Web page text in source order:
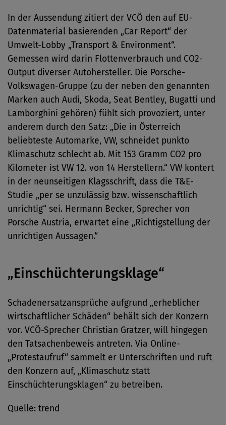
In der Aussendung zitiert der VCÖ den auf EU-
Datenmaterial basierenden „Car Report“ der
Umwelt-Lobby „Transport & Environment“.
Gemessen wird darin Flottenverbrauch und CO2-
Output diverser Autohersteller. Die Porsche-
Volkswagen-Gruppe (zu der neben den genannten
Marken auch Audi, Skoda, Seat Bentley, Bugatti und
Lamborghini gehören) fühlt sich provoziert, unter
anderem durch den Satz: „Die in Österreich
beliebteste Automarke, VW, schneidet punkto
Klimaschutz schlecht ab. Mit 153 Gramm CO2 pro
Kilometer ist VW 12. von 14 Herstellern.“ VW kontert
in der neunseitigen Klagsschrift, dass die T&E-
Studie „per se unzulässig bzw. wissenschaftlich
unrichtig“ sei. Hermann Becker, Sprecher von
Porsche Austria, erwartet eine „Richtigstellung der
unrichtigen Aussagen.“
„Einschüchterungsklage“
Schadenersatzansprüche aufgrund „erheblicher
wirtschaftlicher Schäden“ behält sich der Konzern
vor. VCÖ-Sprecher Christian Gratzer, will hingegen
den Tatsachenbeweis antreten. Via Online-
„Protestaufruf“ sammelt er Unterschriften und ruft
den Konzern auf, „Klimaschutz statt
Einschüchterungsklagen“ zu betreiben.
Quelle: trend